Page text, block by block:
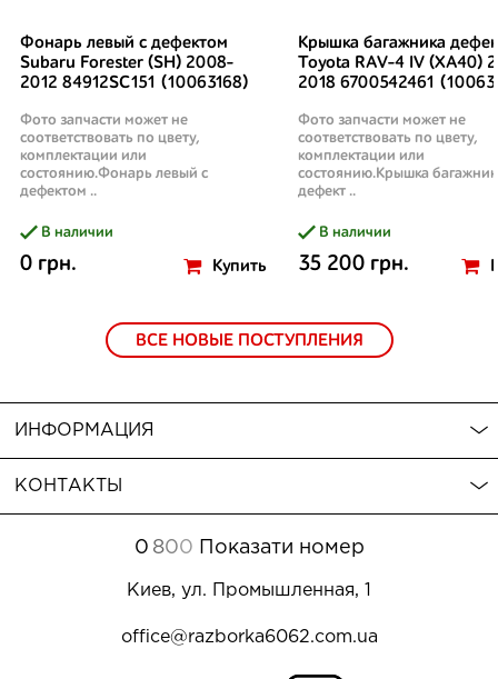
Фонарь левый с дефектом
Subaru Forester (SH) 2008-
2012 84912SC151 (10063168)
Фото запчасти может не
соответствовать по цвету,
комплектации или
состоянию.Фонарь левый с
дефектом ..
В наличии
0 грн. Купить
Крышка багажника
Toyota RAV-4 IV (XA40)
2018 6700542461
Фото запчасти может не
соответствовать по цвету,
комплектации или
состоянию.Крышка
дефект ..
В наличии
35 200 грн.
ВСЕ НОВЫЕ ПОСТУПЛЕНИЯ
ИНФОРМАЦИЯ
КОНТАКТЫ
0 800 Показати номер
Киев, ул. Промышленная, 1
office@razborka6062.com.ua